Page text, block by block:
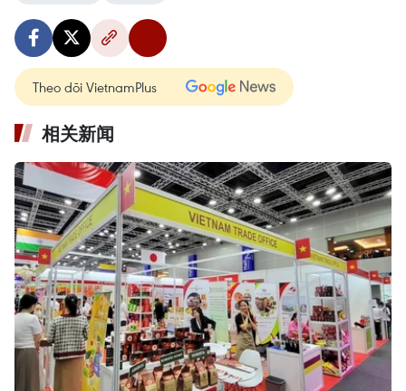
Theo dõi VietnamPlus
相关新闻